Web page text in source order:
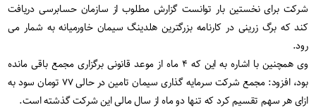
شرکت برای نخستین بار توانست گزارش مطلوب از سازمان حسابرسی دریافت
کند که برگ زرینی در کارنامه بزرگترین هلدینگ سیمان خاورمیانه به شمار می
رود.
وی همچنین با اشاره به این که ۴ ماه از موعد قانونی برگزاری مجمع باقی مانده
بود، افزود: مجمع شرکت سرمایه گذاری سیمان تامین در حالی ۷۷ تومان سود به
ازای هر سهم تقسیم کرد که تنها دو ماه از سال مالی این شرکت گذشته است.